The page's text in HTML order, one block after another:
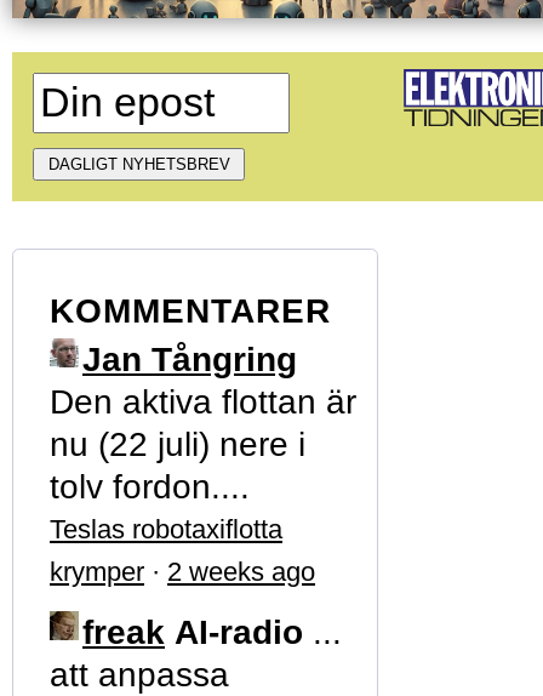
KOMMENTARER
Jan Tångring
Den aktiva flottan är
nu (22 juli) nere i
tolv fordon....
Teslas robotaxiflotta
krymper · 2 weeks ago
freak AI-radio ...
att anpassa